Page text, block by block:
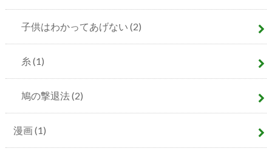
子供はわかってあげない (2)
糸 (1)
鳩の撃退法(2)
漫画(1)